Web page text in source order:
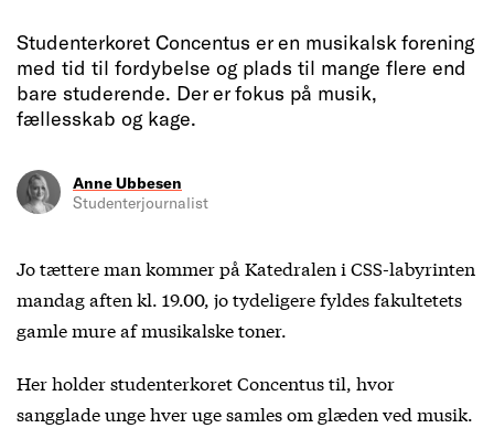
Studenterkoret Concentus er en musikalsk forening
med tid til fordybelse og plads til mange flere end
bare studerende. Der er fokus på musik,
fællesskab og kage.
Anne Ubbesen
Studenterjournalist
Jo tættere man kommer på Katedralen i CSS-labyrinten
mandag aften kl. 19.00, jo tydeligere fyldes fakultetets
gamle mure af musikalske toner.
Her holder studenterkoret Concentus til, hvor
sangglade unge hver uge samles om glæden ved musik.